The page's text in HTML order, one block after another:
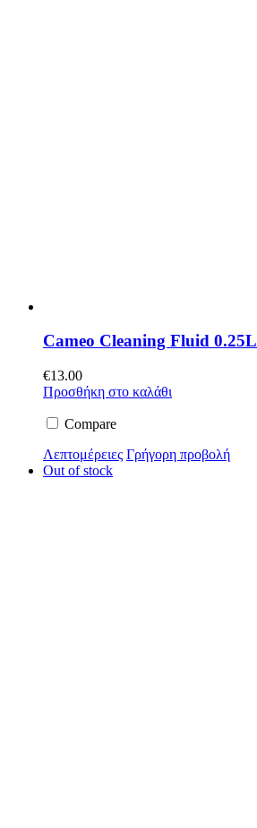
Cameo Cleaning Fluid 0.25L
€13.00
Προσθήκη στο καλάθι
Compare
Λεπτομέρειες Γρήγορη προβολή
Out of stock